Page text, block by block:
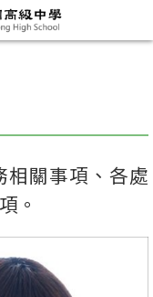
相關事項、各處
。